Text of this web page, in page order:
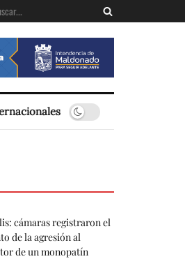
cámaras registraron el
de la agresión al
de un monopatín